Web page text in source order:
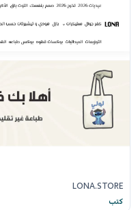
LONA.STORE
كتب